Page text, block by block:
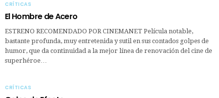
CRÍTICAS
El Hombre de Acero
ESTRENO RECOMENDADO POR CINEMANET Película notable,
bastante profunda, muy entretenida y sutil en sus contados golpes de
humor, que da continuidad a la mejor línea de renovación del cine de
superhéroe…
CRÍTICAS